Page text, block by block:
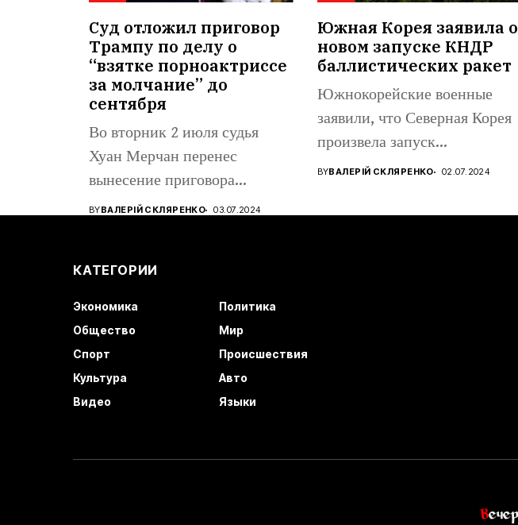
Суд отложил приговор
Трампу по делу о
“взятке порноактриссе
за молчание” до
сентября
Во вторник 2 июля судья
Хуан Мерчан перенес
вынесение приговора
кандидату в...
BYВАЛЕРІЙ СКЛЯРЕНКО 03.07.2024
Южная Корея заявила о
новом запуске КНДР
баллистических ракет
Южнокорейские военные
заявили, что Северная Корея
произвела запуск
баллистической ракеты в
BYВАЛЕРІЙ СКЛЯРЕНКО 02.07.2024
КАТЕГОРИИ
Экономика
Политика
Общество
Мир
Спорт
Происшествия
Культура
Авто
Видео
Языки